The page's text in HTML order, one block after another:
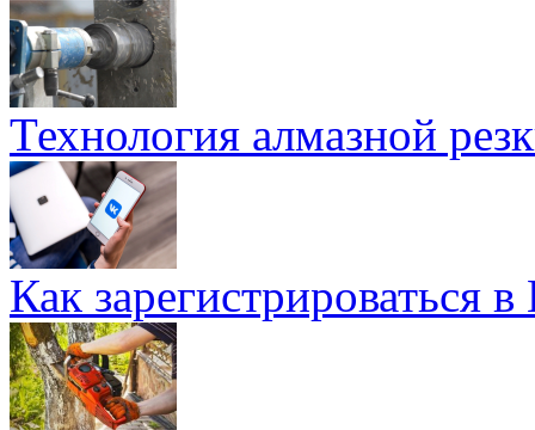
Технология алмазной
Как зарегистрироваться